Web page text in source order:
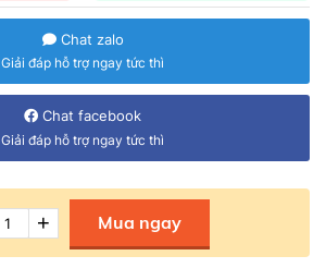
Chat zalo
Giải đáp hỗ trợ ngay tức thì
Chat facebook
Giải đáp hỗ trợ ngay tức thì
+ Mua ngay